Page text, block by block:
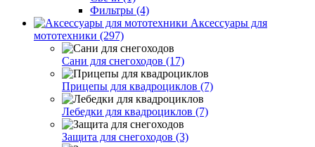
Фильтры (4)
Аксессуары для
мототехники (297)
Сани для снегоходов (17)
Прицепы для квадроциклов (7)
Лебедки для квадроциклов (7)
Защита для снегоходов (3)